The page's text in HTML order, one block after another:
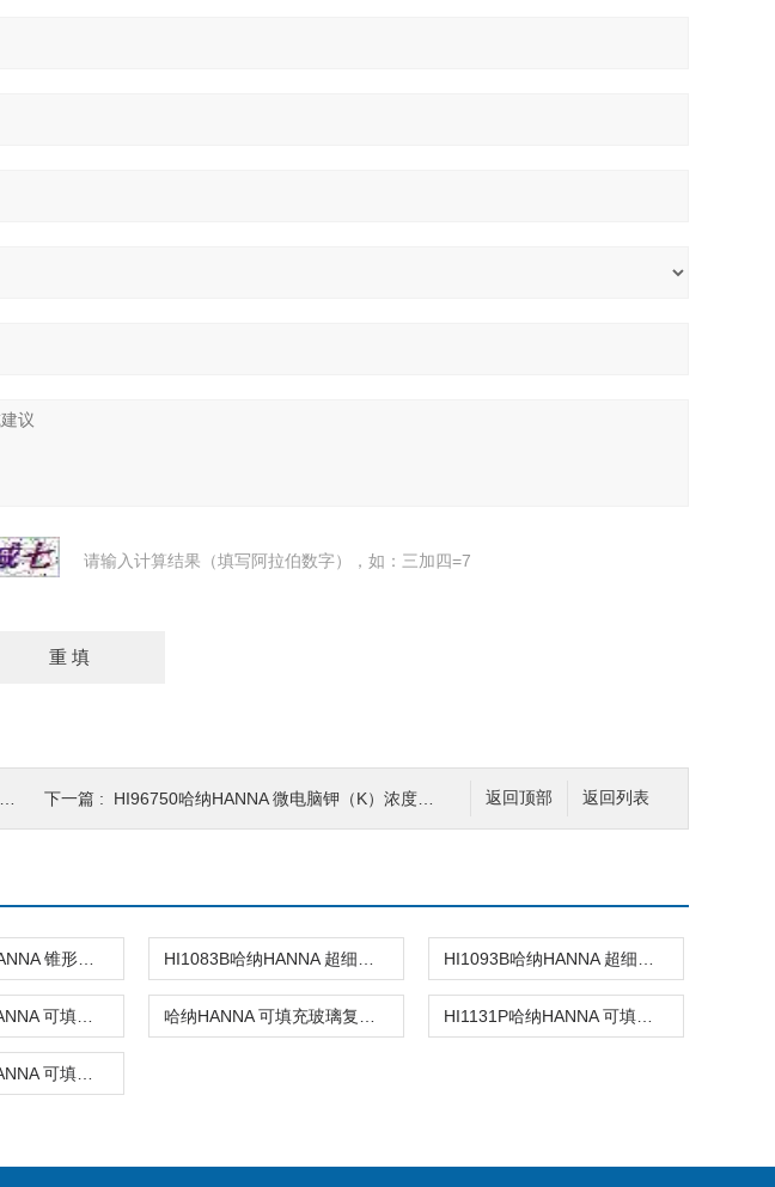
请输入计算结果（填写阿拉伯数字），如：三加四=7
返回列表
返回顶部
下一篇 : HI96750哈纳HANNA 微电脑钾（K）浓度测定仪